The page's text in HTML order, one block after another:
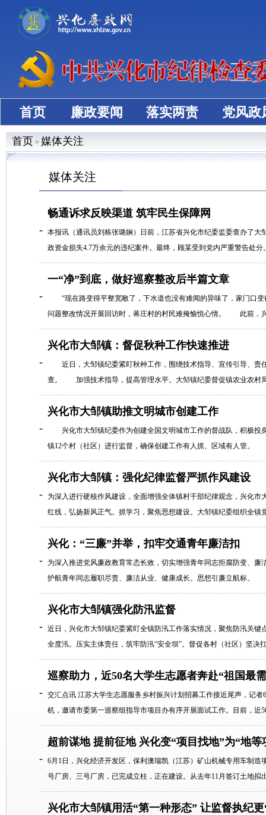
首页 廉政要闻 落实两责 党风政
首页 > 媒体关注
媒体关注
-
畅通诉求反映渠道 筑牢民生保障网
本报讯（通讯员刘栋张璐娴）日前，江苏省兴化市纪委监委查办了
政资金损失4.7万余元的违纪案件。最终，顾某受到党内严重警告处
-
一“净”到底，做好巡察整改后半篇文章
“现在路变得平整宽敞了，下水道也没有难闻的异味了，家门口变
问题整改情况开展回访时，蒋庄村的村民难掩愉悦心情。 此前，
-
兴化市大邹镇：督促秋种工作快速推进
近日，大邹镇纪委紧盯秋种工作，围绕技术指导、宣传引导、责
查。 加强技术指导，提高管理水平。大邹镇纪委督促镇农业农村
-
兴化市大邹镇助推文明城市创建工作
兴化市大邹镇纪委作为创建全国文明城市工作的督战队，积极投
镇12个村（社区）进行监督，确保创建工作有人抓、区域有人管
-
兴化市大邹镇：强化纪律监督严抓作风建设
为深入进行硬核作风建设，全面增强全体镇村干部纪律观念，兴化
红线，弘扬新风正气。抓学习，聚焦思想建设。大邹镇纪委组织全
-
兴化：“三廉”并举，扣牢交通青年廉洁扣
为深入推进党风廉政教育常态长效，切实增强青年同志拒腐防变、
护航青年同志履职尽责、廉洁从业、健康成长。思想引廉立航标。
-
兴化市大邹镇强化防汛监督
近日，兴化市大邹镇纪委紧盯全镇防汛工作落实情况，聚焦防汛关
全度汛。压实主体责任，筑牢防汛“安全坝”。督促各村（社区）坚
-
巡察助力，近50名大学生志愿者奔赴“祖国最
交汇点讯 江苏大学生志愿服务乡村振兴计划招募工作接近尾声，记
机，邀请市委第一巡察组指导市项目办有序开展面试工作。目前，近
-
超前谋地 提前征地 兴化变“项目找地”为“地等
6月1日，兴化经济开发区，保利澳瑞凯（江苏）矿山机械专用车制
号厂房、三号厂房，已完成立柱，正在建设。从去年11月签订土地拟
兴化市大邹镇用活“第一种形态” 让监督执纪